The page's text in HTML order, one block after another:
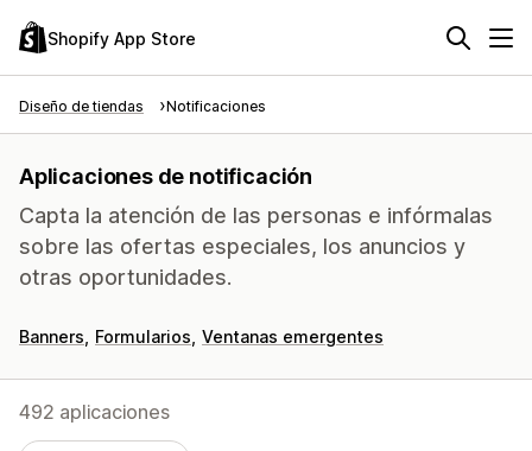
Shopify App Store
Diseño de tiendas Notificaciones
Aplicaciones de notificación
Capta la atención de las personas e infórmalas
sobre las ofertas especiales, los anuncios y
otras oportunidades.
Banners Formularios Ventanas emergentes
492 aplicaciones